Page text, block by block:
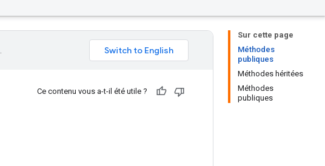
Sur cette page
Méthodes
publiques
Méthodes héritées
Méthodes
publiques
Ce contenu vous a-t-il été utile ?